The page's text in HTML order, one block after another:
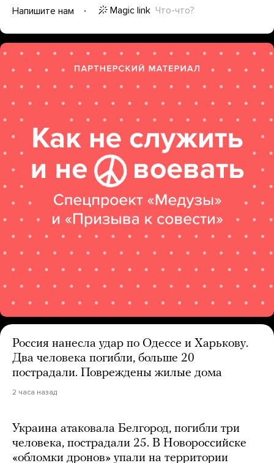
Напишите нам
Magic link Что-что?
Россия нанесла удар по Одессе и Харькову.
Два человека погибли, больше 20
пострадали. Повреждены жилые дома
2 часа назад
Украина атаковала Белгород, погибли три
человека, пострадали 25. В Новороссийске
«обломки дронов» упали на территории